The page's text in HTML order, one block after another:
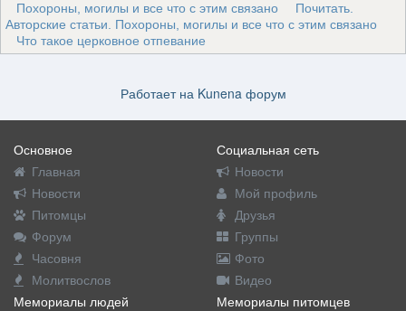
Похороны, могилы и все что с этим связано
Почитать.
Авторские статьи. Похороны, могилы и все что с этим связано
Что такое церковное отпевание
Работает на Kunena форум
Основное
Главная
Новости
Питомцы
Форум
Часовня
Молитвослов
Социальная сеть
Новости
Мой профиль
Друзья
Группы
Фото
Видео
Мемориалы людей
Мемориалы питомцев